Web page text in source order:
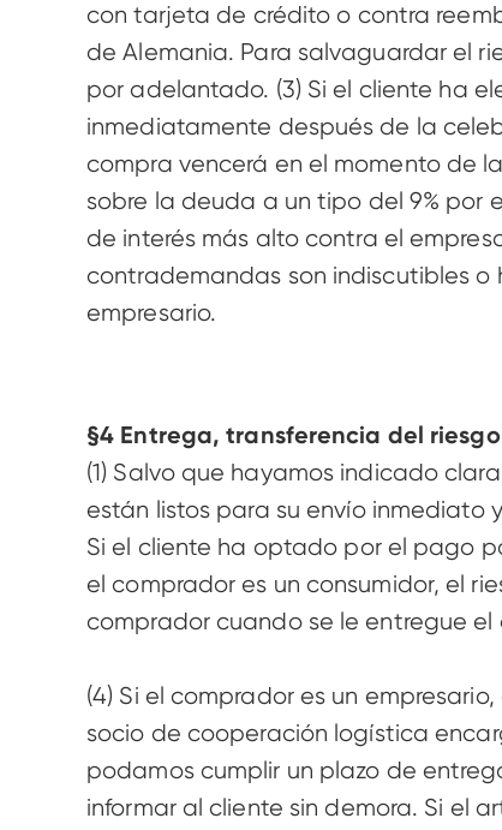
con tarjeta de crédito o contra
de Alemania. Para salvaguardar el
por adelantado. (3) Si el cliente ha
inmediatamente después de la
compra vencerá en el momento de
sobre la deuda a un tipo del 9% por
de interés más alto contra el
contrademandas son indiscutibles
empresario.
§4 Entrega, transferencia del riesgo
(1) Salvo que hayamos indicado
están listos para su envío inmediato
Si el cliente ha optado por el pago
el comprador es un consumidor, el
comprador cuando se le entregue
(4) Si el comprador es un
socio de cooperación logística
podamos cumplir un plazo de
informar al cliente sin demora. Si el